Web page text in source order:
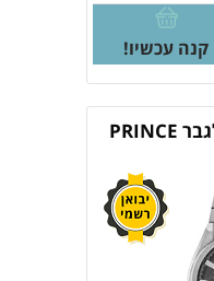
קנה עכשיו!
שעון יד אנלוגי קרונו לגבר PRINCE